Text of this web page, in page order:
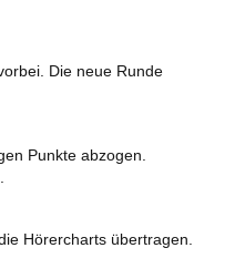
Die neue Runde
Punkte abzogen.
Hörercharts übertragen.